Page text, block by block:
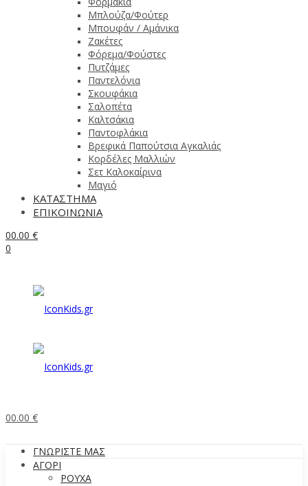
Μπλούζα/Φούτερ
Μπουφάν / Αμάνικα
Ζακέτες
Φόρεμα/Φούστες
Πυτζάμες
Παντελόνια
Σκουφάκια
Σαλοπέτα
Καλτσάκια
Παντοφλάκια
Βρεφικά Παπούτσια Αγκαλιάς
Κορδέλες Μαλλιών
Σετ Καλοκαίρινα
Μαγιό
ΚΑΤΑΣΤΗΜΑ
ΕΠΙΚΟΙΝΩΝΙΑ
00.00 €
0
00.00 €
ΓΝΩΡΙΣΤΕ ΜΑΣ
ΑΓΟΡΙ
ΡΟΥΧΑ